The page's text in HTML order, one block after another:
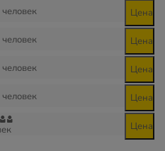
человек Цена
человек Цена
человек Цена
человек Цена
Цена